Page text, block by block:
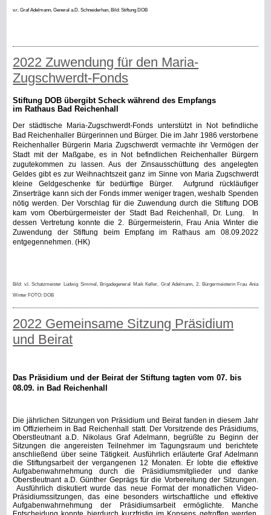
v.r. Graf Adelmann, General a.D. Schneiderhan, Bild: Stiftung DOB
2022 Zuwendung für den Maria-
Zugschwerdt-Fonds
Stiftung DOB übergibt Scheck während des Empfangs
im Rathaus Bad Reichenhall
Der städtische Maria-Zugschwerdt-Fonds unterstützt in Not befindliche
Bad Reichenhaller Bürgerinnen und Bürger. Die im Jahr 1986 verstorbene
Reichenhaller Bürgerin Maria Zugschwerdt vermachte ihr Vermögen der
Stadt mit der Maßgabe, es in Not befindlichen Reichenhaller Bürgern
zugutekommen zu lassen. Aus der Zinsausschüttung des angelegten
Geldes gibt es zur Weihnachtszeit ganz im Sinne von Maria Zugschwerdt
kleine Geldgeschenke für bedürftige Bürger.
Aufgrund rückläufiger
Zinserträge kann sich der Fonds immer weniger tragen, weshalb Spenden
nötig werden. Der Vorschlag für die Zuwendung durch die Stiftung DOB
kam vom Oberbürgermeister der Stadt Bad Reichenhall, Dr. Lung.
In
dessen Vertretung konnte die 2. Bürgermeisterin, Frau Ania Winter die
Zuwendung der Stiftung beim Empfang im Rathaus am 08.09.2022
entgegennehmen. (HK)
Bild: v.l. Schatzmeister Ludwig Simmel, Brigadegeneral Maik Keller, Graf Adelmann, 2. Bürgermeisterin Frau Ania
Winter FOTO: DOB
2022 Gemeinsame Sitzung Präsidium
und Beirat
Das Präsidium und der Beirat der Stiftung tagten vom 07. bis
08.09. in Bad Reichenhall
Die jährlichen Sitzungen von Präsidium und Beirat fanden in diesem Jahr
im Offizierheim in Bad Reichenhall statt. Der Vorsitzende des Präsidiums,
Oberstleutnant a.D. Nikolaus Graf Adelmann, begrüßte zu Beginn der
Sitzungen die angereisten Teilnehmer im Tagungsraum und berichtete
anschließend über seine Tätigkeit. Ausführlich erläuterte Graf Adelmann
die Stiftungsarbeit der vergangenen 12 Monaten. Er lobte die effektive
Aufgabenwahrnehmung durch die Präsidiumsmitglieder und danke
Oberstleutnant a.D. Günther Geprägs für die Vorbereitung der Sitzungen.
Ausführlich diskutiert wurde das neue Format der monatlichen Video-
Präsidiumssitzungen, das eine besonders wirtschaftliche und effektive
Aufgabenwahrnehmung der Präsidiumsarbeit ermöglichte. Manche